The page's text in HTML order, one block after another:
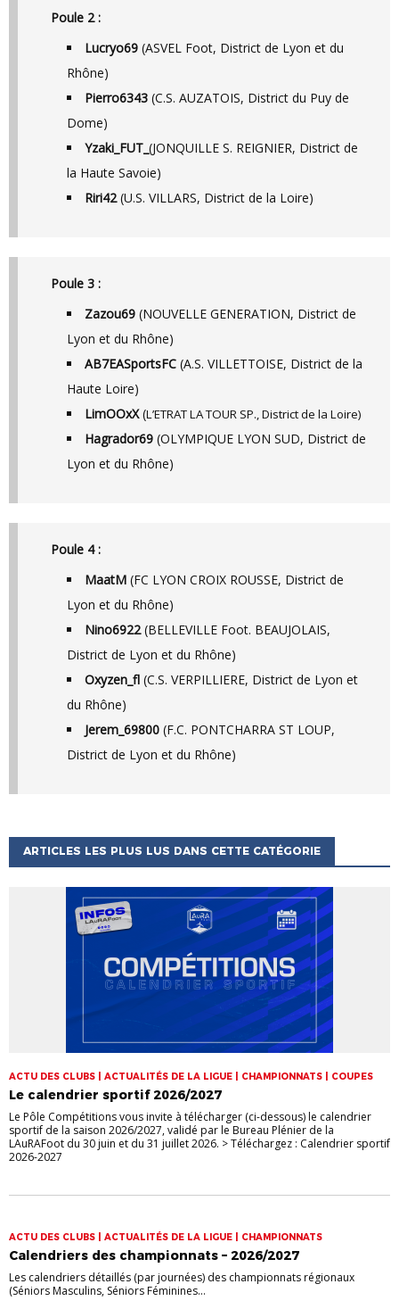
Poule 2 :
Lucryo69 (ASVEL Foot, District de Lyon et du
Rhône)
Pierro6343 (C.S. AUZATOIS, District du Puy de
Dome)
Yzaki_FUT_ (JONQUILLE S. REIGNIER, District de
la Haute Savoie)
Riri42(U.S. VILLARS, District de la Loire)
Poule 3 :
Zazou69 (NOUVELLE GENERATION, District de
Lyon et du Rhône)
AB7EASportsFC (A.S. VILLETTOISE, District de la
Haute Loire)
LimOOxX(L’ETRAT LA TOUR SP., District de la Loire)
Hagrador69 (OLYMPIQUE LYON SUD, District de
Lyon et du Rhône)
Poule 4 :
MaatM (FC LYON CROIX ROUSSE, District de
Lyon et du Rhône)
Nino6922(BELLEVILLE Foot. BEAUJOLAIS,
District de Lyon et du Rhône)
Oxyzen_fl (C.S. VERPILLIERE, District de Lyon et
du Rhône)
Jerem_69800 (F.C. PONTCHARRA ST LOUP,
District de Lyon et du Rhône)
ARTICLES LES PLUS LUS DANS CETTE CATÉGORIE
ACTU DES CLUBS | ACTUALITÉS DE LA LIGUE | CHAMPIONNATS | COUPES
Le calendrier sportif 2026/2027
Le Pôle Compétitions vous invite à télécharger (ci-dessous) le calendrier
sportif de la saison 2026/2027, validé par le Bureau Plénier de la
LAuRAFoot du 30 juin et du 31 juillet 2026. > Téléchargez : Calendrier sportif
2026-2027
ACTU DES CLUBS | ACTUALITÉS DE LA LIGUE | CHAMPIONNATS
Calendriers des championnats – 2026/2027
Les calendriers détaillés (par journées) des championnats régionaux
(Séniors Masculins, Séniors Féminines...